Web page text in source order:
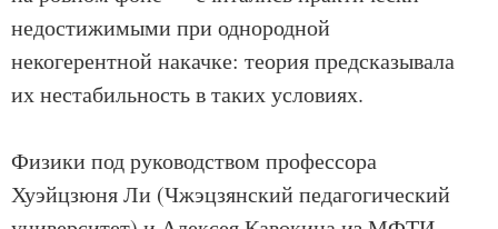
недостижимыми при однородной
некогерентной накачке: теория предсказывала
их нестабильность в таких условиях.
Физики под руководством профессора
Хуэйцзюня Ли (Чжэцзянский педагогический